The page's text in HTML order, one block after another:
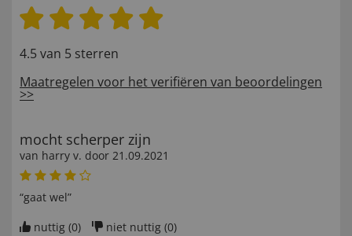
4.5 van 5 sterren
Maatregelen voor het verifiëren van beoordelingen
>>
mocht scherper zijn
van harry v. door 21.09.2021
“gaat wel”
nuttig (0) niet nuttig (0)